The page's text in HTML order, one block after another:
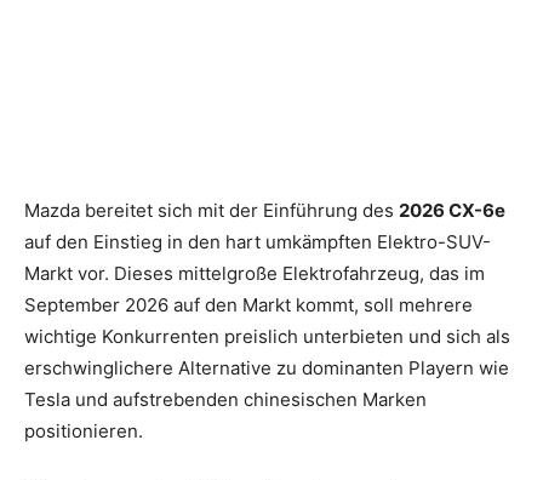
Mazda bereitet sich mit der Einführung des 2026 CX-6e
auf den Einstieg in den hart umkämpften Elektro-SUV-
Markt vor. Dieses mittelgroße Elektrofahrzeug, das im
September 2026 auf den Markt kommt, soll mehrere
wichtige Konkurrenten preislich unterbieten und sich als
erschwinglichere Alternative zu dominanten Playern wie
Tesla und aufstrebenden chinesischen Marken
positionieren.